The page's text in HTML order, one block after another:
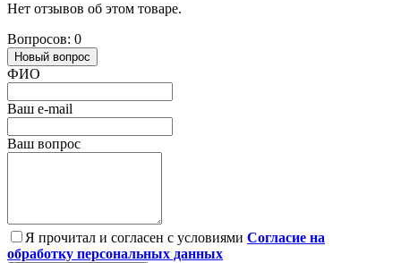
Нет отзывов об этом товаре.
Вопросов: 0
Новый вопрос
ФИО
Ваш e-mail
Ваш вопрос
Я прочитал и согласен с условиями Согласие на
обработку персональных данных